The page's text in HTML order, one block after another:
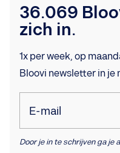
36.069
zich in.
1x per week, op
Bloovi newsletter in je
E-mail
Door je in te schrijven ga je